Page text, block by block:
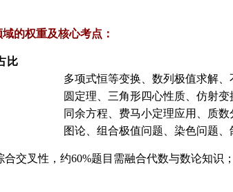
的权重及核心考点：
比
多项式恒等变换、数列极值求解
圆定理、三角形四心性质、仿射
同余方程、费马小定理应用、质
图论、组合极值问题、染色问题
交叉性，约60%题目需融合代数与数论知